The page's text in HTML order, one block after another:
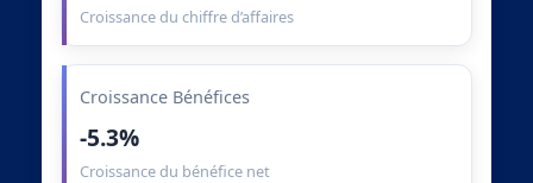
Croissance du chiffre d’affaires
Croissance Bénéfices
-5.3%
Croissance du bénéfice net